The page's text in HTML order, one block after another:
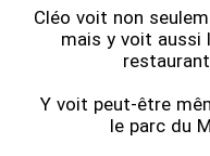
Cléo voit non
mais y voit aussi
Y voit peut-être
le parc du